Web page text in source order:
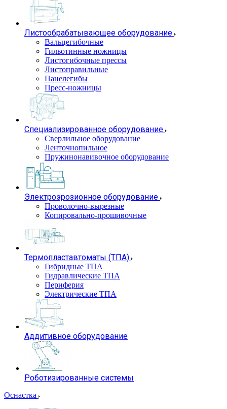
Листообрабатывающее оборудование
Вальцегибочные
Гильотинные ножницы
Листогибочные прессы
Листоправильные
Панелегибы
Пресс-ножницы
Специализированное оборудование
Сверлильное оборудование
Ленточнопильное
Пружинонавивочное оборудование
Электроэрозионное оборудование
Проволочно-вырезные
Копировально-прошивочные
Термопластавтоматы (ТПА)
Гибридные ТПА
Гидравлические ТПА
Периферия
Электрические ТПА
Аддитивное оборудование
Роботизированные системы
Оснастка